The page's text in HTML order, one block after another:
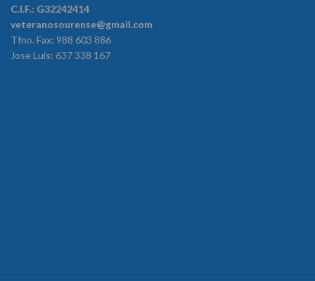
C.I.F.: G32242414
veteranosourense@gmail.com
Tfno. Fax: 988 603 886
Jose Luis: 637 338 167